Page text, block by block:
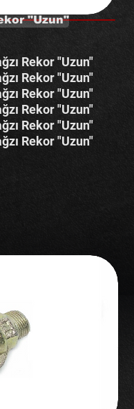
"Uzun"
Rekor "Uzun"
Rekor "Uzun"
Rekor "Uzun"
Rekor "Uzun"
Rekor "Uzun"
Rekor "Uzun"